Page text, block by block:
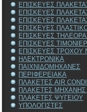
ΕΠΙΣΚΕΥΕΣ
ΕΠΙΣΚΕΥΕΣ
ΕΠΙΣΚΕΥΕΣ
ΕΠΙΣΚΕΥΕΣ
ΕΠΙΣΚΕΥΕΣ
ΕΠΙΣΚΕΥΕΣ
ΕΠΙΣΚΕΥΕΣ ΤΡΟΧΟΥ
ΗΛΕΚΤΡΟΝΙΚΑ
ΠΑΙΧΝΙΔΟΜΗΧΑΝΕΣ
ΠΕΡΙΦΕΡΕΙΑΚΑ
ΠΛΑΚΕΤΕΣ AIR
ΠΛΑΚΕΤΕΣ ΜΗΧΑΝΗΣ
ΠΛΑΚΕΤΕΣ ΨΥΓΕΙΟΥ
ΥΠΟΛΟΓΙΣΤΕΣ